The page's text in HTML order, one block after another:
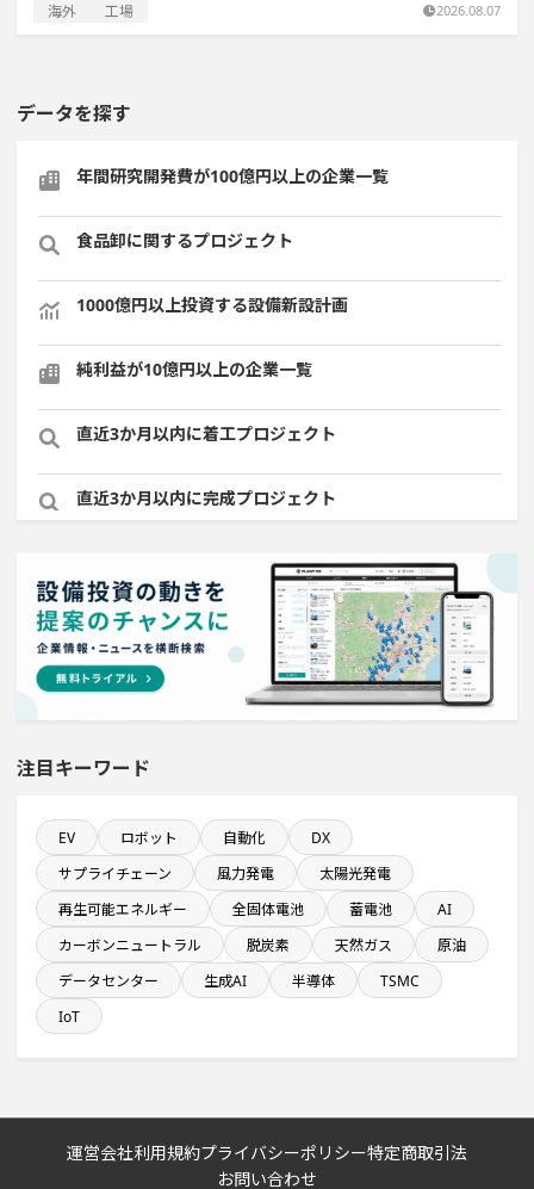
海外 工場 2026.08.07
データを探す
年間研究開発費が100億円以上の企業一覧
食品卸に関するプロジェクト
1000億円以上投資する設備新設計画
純利益が10億円以上の企業一覧
直近3か月以内に着工プロジェクト
直近3か月以内に完成プロジェクト
飲食事業を営む会社で10億円以上投資する設備新設計画
稼働から約10年経過プロジェクト
完成から約5年経過プロジェクト
直近3か月以内に着手する設備新設計画
医薬品工場のプロジェクト
半導体セグメントに投資する設備新設計画
九州地方で投資額10億円以上プロジェクト
平均臨時雇用人員数が100人以上の企業一覧
来月着工プロジェクト
注目キーワード
EV ロボット 自動化
DX
サプライチェーン
風力発電
太陽光発電
再生可能エネルギー
全固体電池 蓄電池
AI
カーボンニュートラル
脱炭素 天然ガス
原油
データセンター
生成AI 半導体
TSMC
IoT
運営会社利用規約プライバシーポリシー特定商取引法
お問い合わせ